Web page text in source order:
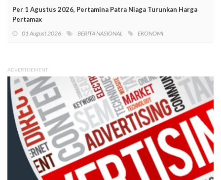
Per 1 Agustus 2026, Pertamina Patra Niaga Turunkan Harga
Pertamax
01 August 2026 BERITA NASIONAL EKONOMI
ADVERTISEMENT